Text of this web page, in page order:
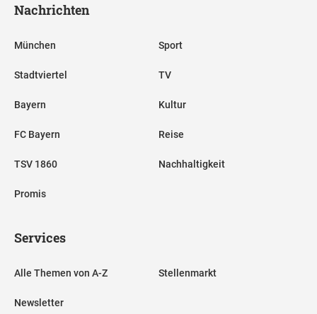
Nachrichten
München
Stadtviertel
Bayern
FC Bayern
TSV 1860
Promis
Sport
TV
Kultur
Reise
Nachhaltigkeit
Services
Alle Themen von A-Z
Newsletter
Stellenmarkt